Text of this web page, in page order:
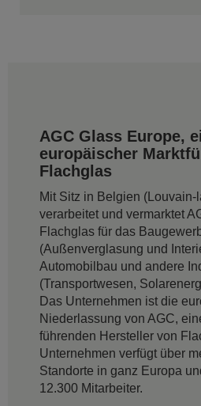
AGC Glass Europe,
europäischer
Flachglas
Mit Sitz in Belgien (Louvain-
verarbeitet und vermarktet
Flachglas für das
(Außenverglasung und
Automobilbau und andere
(Transportwesen,
Das Unternehmen ist die
Niederlassung von AGC,
führenden Hersteller von
Unternehmen verfügt über
Standorte in ganz Europa
12.300 Mitarbeiter.